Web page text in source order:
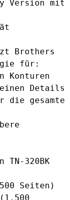
Version mit
Brothers
für:
Konturen
Details
die gesamte
TN-320BK
Seiten)